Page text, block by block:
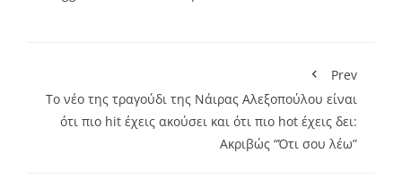
Prev
Το νέο της τραγούδι της Νάιρας Αλεξοπούλου είναι
ότι πιο hit έχεις ακούσει και ότι πιο hot έχεις δει:
Ακριβώς “Ότι σου λέω”